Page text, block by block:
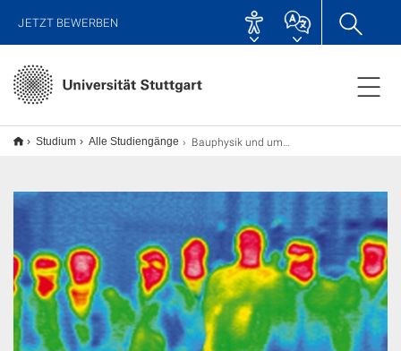
JETZT BEWERBEN
Studium Alle Studiengänge Bauphysik und umweltgerechtes Bauen